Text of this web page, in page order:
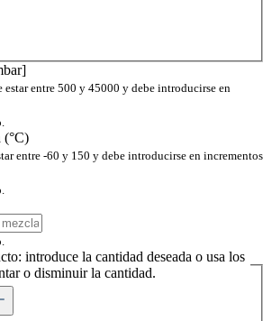
estar entre 500 y 45000 y debe introducirse en
(°C)
entre -60 y 150 y debe introducirse en incrementos
introduce la cantidad deseada o usa los
o disminuir la cantidad.